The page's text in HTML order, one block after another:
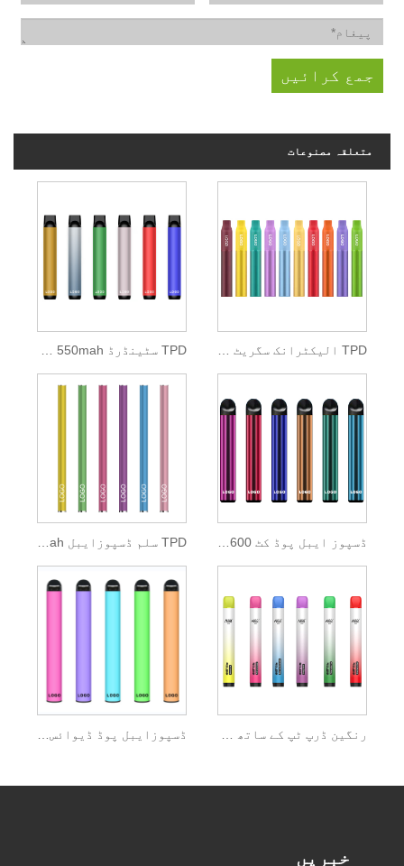
متعلقہ مصنوعات
ڈسپوز ایبل پوڈ کٹ 600 پفس 2 ملی لیٹر ای مائع
خبریں